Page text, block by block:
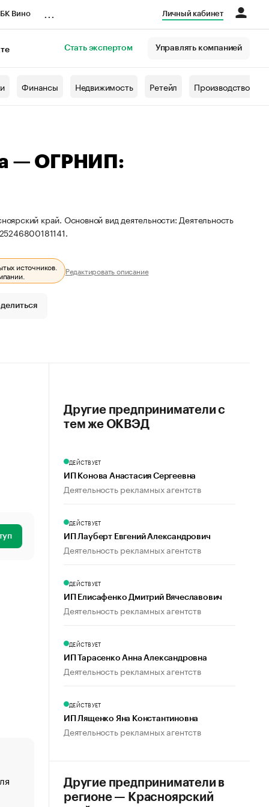
Вино Личный кабинет
Стать экспертом Управлять компанией
Финансы Недвижимость Ретейл Производство
— ОГРНИП:
край. Основной вид деятельности: Деятельность
источников.
Редактировать описание
«От спорта тело стареет иначе». Как живет глава
создавшей GTA
Другие предприниматели с
тем же ОКВЭД
ДЕЙСТВУЕТ
ИП Конова Анастасия Сергеевна
Деятельность рекламных агентств
ДЕЙСТВУЕТ
ИП Лауберт Евгений Александрович
Деятельность рекламных агентств
ДЕЙСТВУЕТ
ИП Елисафенко Дмитрий Вячеславович
Деятельность рекламных агентств
ДЕЙСТВУЕТ
ИП Тарасенко Анна Александровна
Деятельность рекламных агентств
ДЕЙСТВУЕТ
ИП Лященко Яна Константиновна
Деятельность рекламных агентств
Другие предприниматели в
регионе — Красноярский